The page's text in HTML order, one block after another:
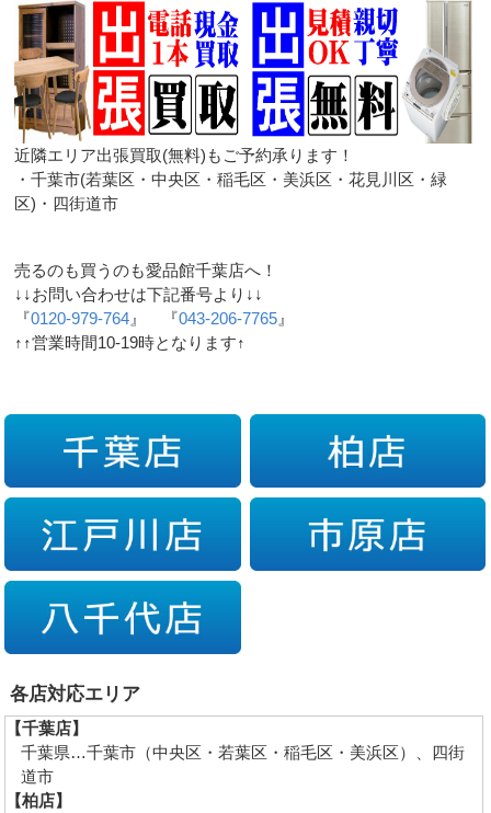
近隣エリア出張買取(無料)もご予約承ります！
・千葉市(若葉区・中央区・稲毛区・美浜区・花見川区・緑
区)・四街道市
売るのも買うのも愛品館千葉店へ！
↓↓お問い合わせは下記番号より↓↓
『0120-979-764 』 『043-206-7765 』
↑↑営業時間10-19時となります↑
各店対応エリア
【千葉店】
千葉県…千葉市（中央区・若葉区・稲毛区・美浜区）、四街
道市
【柏店】